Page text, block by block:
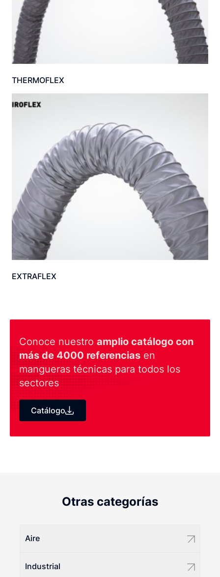
THERMOFLEX
EXTRAFLEX
Conoce nuestro amplio catálogo con
más de 4000 referencias en
mangueras técnicas para todos los
sectores
Catálogo
Otras categorías
Aire
Industrial